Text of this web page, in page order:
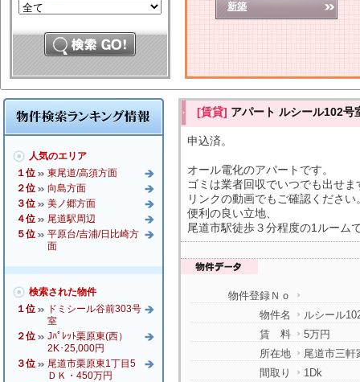
新築
[賃貸] アパート ルシール102号
申込済。
オール電化のアパートです。
ゴミは業者回収でいつでも出せま
リンクの動画でもご確認ください
便利の良い立地、
尾道市駅徒歩３分程度の1ルーム
物件登録Ｎｏ
物件名
ルシール
賃 料
5万円
所在地
尾道市三軒
間取り
1Dk
人気のエリア
１位
東尾道/高須方面
２位
向島方面
３位
美ノ郷方面
４位
尾道駅周辺
５位
平原台/吉浦/日比崎方
面
検索された物件
１位
ドミシール谷前303号
室
２位
Jﾊﾟﾚｯﾄ栗原東(西）
2K･25,000円
３位
尾道市栗原東1丁目5
ＤＫ・450万円